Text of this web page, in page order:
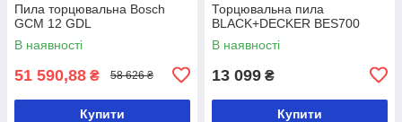
Пила торцювальна Bosch
GCM 12 GDL
В наявності
51 590,88 ₴ 58 626 ₴
Купити
Торцювальна пила
BLACK+DECKER BES700
В наявності
13 099 ₴
Купити